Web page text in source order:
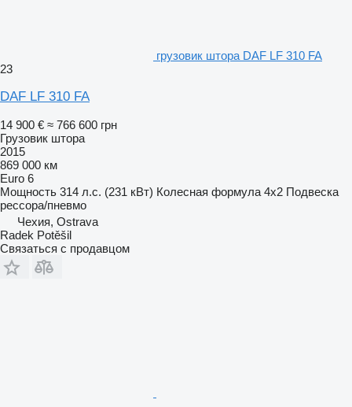
грузовик штора DAF LF 310 FA
23
DAF LF 310 FA
14 900 € ≈ 766 600 грн
Грузовик штора
2015
869 000 км
Euro 6
Мощность 314 л.с. (231 кВт) Колесная формула 4x2 Подвеска
рессора/пневмо
Чехия, Ostrava
Radek Potěšil
Связаться с продавцом